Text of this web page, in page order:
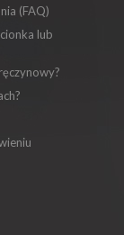
(FAQ)
lub